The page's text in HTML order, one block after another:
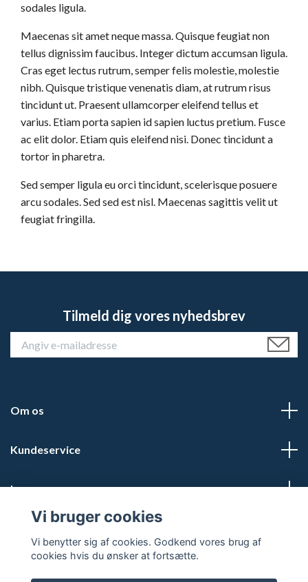
sodales ligula.
Maecenas sit amet neque massa. Quisque feugiat non
tellus dignissim faucibus. Integer dictum accumsan ligula.
Cras eget lectus rutrum, semper felis molestie, molestie
nibh. Quisque tristique venenatis diam, at rutrum risus
tincidunt ut. Praesent ullamcorper eleifend tellus et
varius. Etiam porta sapien id sapien luctus pretium. Fusce
ac elit dolor. Etiam quis eleifend nisi. Donec tincidunt a
tortor in pharetra.
Sed semper ligula eu orci tincidunt, scelerisque posuere
arcu sodales. Sed sed est nisl. Maecenas sagittis velit ut
feugiat fringilla.
Tilmeld dig vores nyhedsbrev
Om os
Kundeservice
Læs mere
Sociale medier
Vi bruger cookies
Vi benytter sig af cookies. Godkend vores brug af
cookies hvis du ønsker at fortsætte.